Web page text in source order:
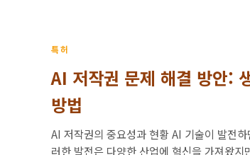
특허
AI 저작권 문제 해결 방안:
방법
AI 저작권의 중요성과 현황 AI 기술이 발전
러한 발전은 다양한 산업에 혁신을 가져왔